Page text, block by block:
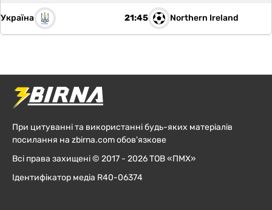
Україна 21:45 Northern Ireland
При цитуванні та використанні будь-яких матеріалів
посилання на zbirna.com обов'язкове
Всі права захищені © 2017 - 2026 ТОВ «ПМХ»
Ідентифікатор медіа R40-06374